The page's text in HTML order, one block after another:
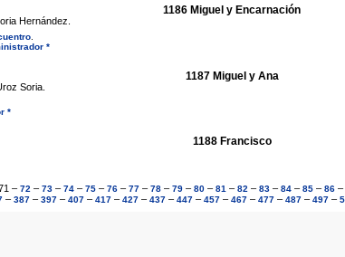
1186 Miguel y Encarnación
Hernández.
.
*
1187 Miguel y Ana
Soria.
*
1188 Francisco
– 72 – 73 – 74 – 75 – 76 – 77 – 78 – 79 – 80 – 81 – 82 – 83 – 84 – 85 – 86 –
– 387– 397– 407– 417– 427– 437– 447– 457– 467– 477– 487– 497–